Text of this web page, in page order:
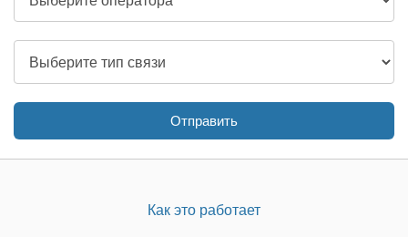
Отправить
Как это работает